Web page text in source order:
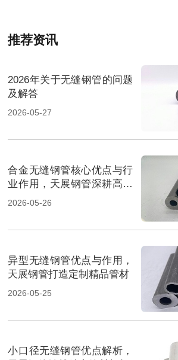
推荐资讯
2026年关于无缝钢管的问题
及解答
2026-05-27
合金无缝钢管核心优点与行
业作用，天展钢管深耕高端
管材
2026-05-26
异型无缝钢管优点与作用，
天展钢管打造定制精品管材
2026-05-25
小口径无缝钢管优点解析，